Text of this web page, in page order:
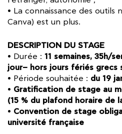
• La connaissance des outils
Canva) est un plus.
DESCRIPTION DU STAGE
• Durée : 11 semaines, 35h/
jour– hors jours fériés grecs
• Période souhaitée : du 19
• Gratification de stage au
(15 % du plafond horaire de
• Convention de stage
université française